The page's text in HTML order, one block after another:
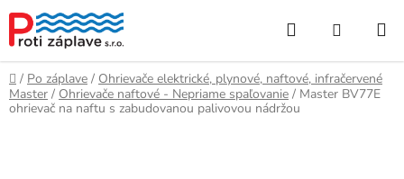
obsah
Hľadať
KOŠÍK
Domov
/ Po záplave / Ohrievače elektrické, plynové, naftové, infračervené
Master / Ohrievače naftové - Nepriame spaľovanie / Master BV77E
ohrievač na naftu s zabudovanou palivovou nádržou